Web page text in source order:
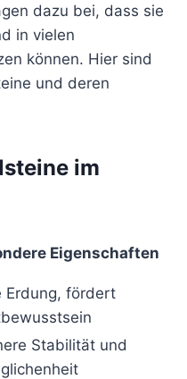
dazu bei, dass sie
in vielen
können. Hier sind
und deren
im
Eigenschaften
Erdung, fördert
Stabilität und